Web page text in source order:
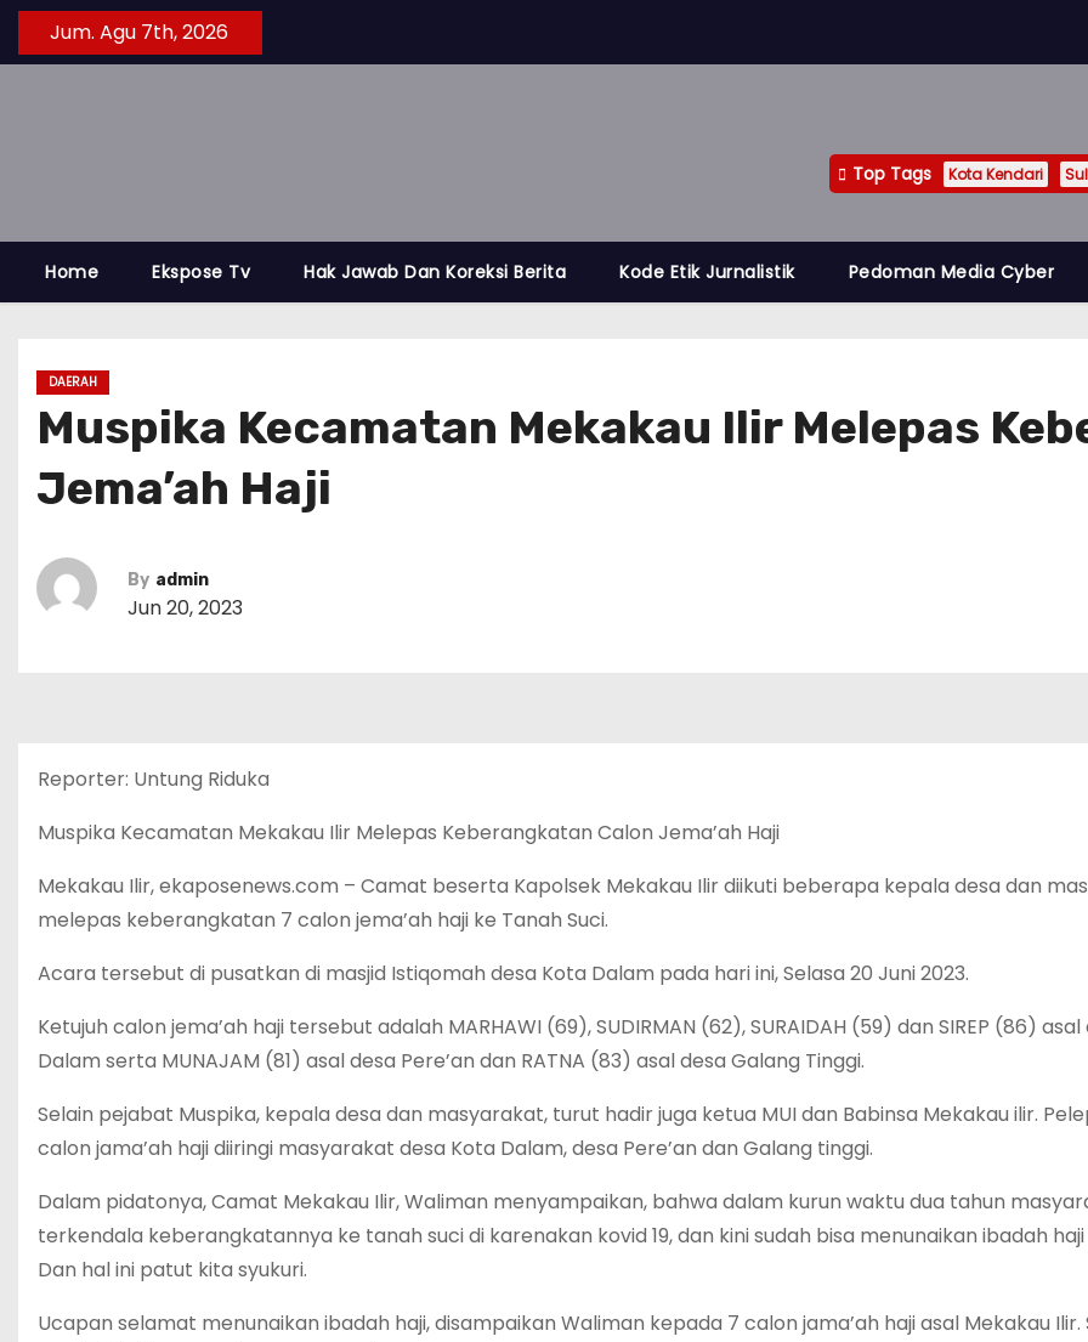
Jum. Agu 7th, 2026
Top Tags Kota Kendari
Home Ekspose Tv Hak Jawab Dan Koreksi Berita Kode Etik Jurnalistik Pedoman Media Cyber
DAERAH
Muspika Kecamatan Mekakau Ilir Melepas
Jema’ah Haji
By admin
Jun 20, 2023
Reporter: Untung Riduka
Muspika Kecamatan Mekakau Ilir Melepas Keberangkatan Calon Jema’ah Haji
Mekakau Ilir, ekaposenews.com – Camat beserta Kapolsek Mekakau Ilir diikuti beberapa kepala desa dan
melepas keberangkatan 7 calon jema’ah haji ke Tanah Suci.
Acara tersebut di pusatkan di masjid Istiqomah desa Kota Dalam pada hari ini, Selasa 20 Juni 2023.
Ketujuh calon jema’ah haji tersebut adalah MARHAWI (69), SUDIRMAN (62), SURAIDAH (59) dan SIREP (86)
Dalam serta MUNAJAM (81) asal desa Pere’an dan RATNA (83) asal desa Galang Tinggi.
Selain pejabat Muspika, kepala desa dan masyarakat, turut hadir juga ketua MUI dan Babinsa Mekakau ilir.
calon jama’ah haji diiringi masyarakat desa Kota Dalam, desa Pere’an dan Galang tinggi.
Dalam pidatonya, Camat Mekakau Ilir, Waliman menyampaikan, bahwa dalam kurun waktu dua tahun
terkendala keberangkatannya ke tanah suci di karenakan kovid 19, dan kini sudah bisa menunaikan ibadah
Dan hal ini patut kita syukuri.
Ucapan selamat menunaikan ibadah haji, disampaikan Waliman kepada 7 calon jama’ah haji asal Mekakau Ilir.